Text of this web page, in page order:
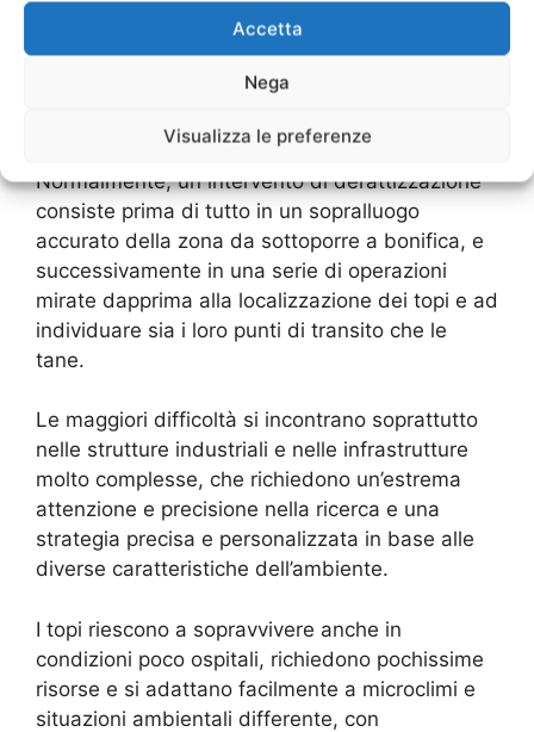
Accetta
Nega
Visualizza le preferenze
relazione al tipo di struttura nella quale è
necessario intervenire, all’entità
dell’infestazione, al numero degli interventi e
Normalmente, un intervento di derattizzazione
consiste prima di tutto in un sopralluogo
accurato della zona da sottoporre a bonifica, e
successivamente in una serie di operazioni
mirate dapprima alla localizzazione dei topi e ad
individuare sia i loro punti di transito che le
tane.
Le maggiori difficoltà si incontrano soprattutto
nelle strutture industriali e nelle infrastrutture
molto complesse, che richiedono un’estrema
attenzione e precisione nella ricerca e una
strategia precisa e personalizzata in base alle
diverse caratteristiche dell’ambiente.
I topi riescono a sopravvivere anche in
condizioni poco ospitali, richiedono pochissime
risorse e si adattano facilmente a microclimi e
situazioni ambientali differente, con